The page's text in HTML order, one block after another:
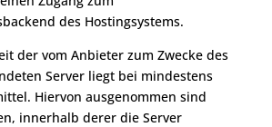
des Hostingsystems.
der vom Anbieter zum Zwecke des
Server liegt bei mindestens
Hiervon ausgenommen sind
innerhalb derer die Server